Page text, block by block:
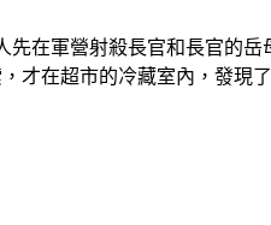
在軍營射殺長官和長官的
才在超市的冷藏室內，發